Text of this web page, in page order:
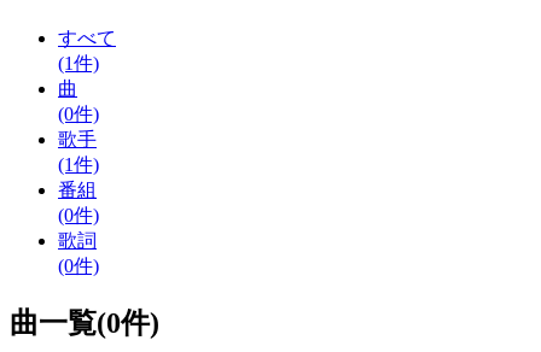
すべて
(1件)
曲
(0件)
歌手
(1件)
番組
(0件)
歌詞
(0件)
曲一覧(0件)